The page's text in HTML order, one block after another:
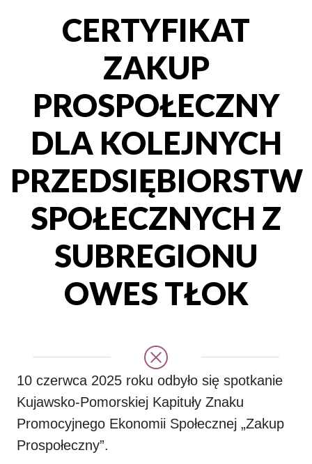
CERTYFIKAT
ZAKUP
PROSPOŁECZNY
DLA KOLEJNYCH
PRZEDSIĘBIORSTW
SPOŁECZNYCH Z
SUBREGIONU
OWES TŁOK
10 czerwca 2025 roku odbyło się spotkanie
Kujawsko-Pomorskiej Kapituły Znaku
Promocyjnego Ekonomii Społecznej „Zakup
Prospołeczny”.